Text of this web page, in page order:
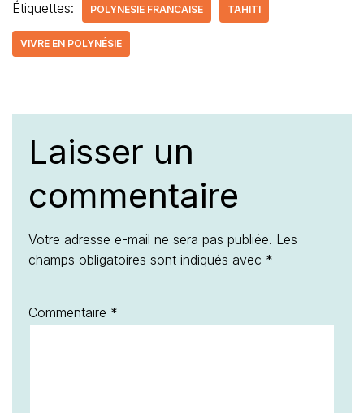
Étiquettes: POLYNESIE FRANCAISE TAHITI
VIVRE EN POLYNÉSIE
Laisser un
commentaire
Votre adresse e-mail ne sera pas publiée. Les
champs obligatoires sont indiqués avec *
Commentaire *